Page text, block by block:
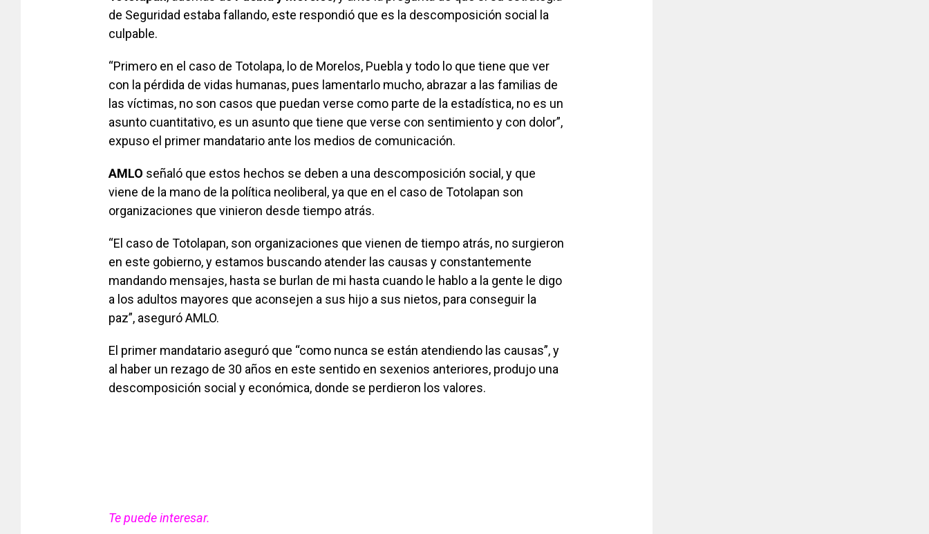
de Seguridad estaba fallando, este respondió que es la descomposición social la
culpable.
“Primero en el caso de Totolapa, lo de Morelos, Puebla y todo lo que tiene que ver
con la pérdida de vidas humanas, pues lamentarlo mucho, abrazar a las familias de
las víctimas, no son casos que puedan verse como parte de la estadística, no es un
asunto cuantitativo, es un asunto que tiene que verse con sentimiento y con dolor”,
expuso el primer mandatario ante los medios de comunicación.
AMLO señaló que estos hechos se deben a una descomposición social, y que
viene de la mano de la política neoliberal, ya que en el caso de Totolapan son
organizaciones que vinieron desde tiempo atrás.
“El caso de Totolapan, son organizaciones que vienen de tiempo atrás, no surgieron
en este gobierno, y estamos buscando atender las causas y constantemente
mandando mensajes, hasta se burlan de mi hasta cuando le hablo a la gente le digo
a los adultos mayores que aconsejen a sus hijo a sus nietos, para conseguir la
paz”, aseguró AMLO.
El primer mandatario aseguró que “como nunca se están atendiendo las causas”, y
al haber un rezago de 30 años en este sentido en sexenios anteriores, produjo una
descomposición social y económica, donde se perdieron los valores.
Te puede interesar.